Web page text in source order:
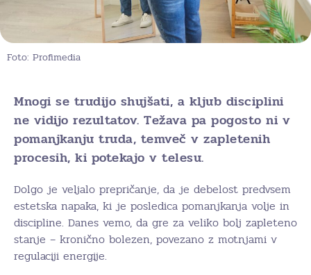
Foto: Profimedia
Mnogi se trudijo shujšati, a kljub disciplini
ne vidijo rezultatov. Težava pa pogosto ni v
pomanjkanju truda, temveč v zapletenih
procesih, ki potekajo v telesu.
Dolgo je veljalo prepričanje, da je debelost predvsem
estetska napaka, ki je posledica pomanjkanja volje in
discipline. Danes vemo, da gre za veliko bolj zapleteno
stanje – kronično bolezen, povezano z motnjami v
regulaciji energije.